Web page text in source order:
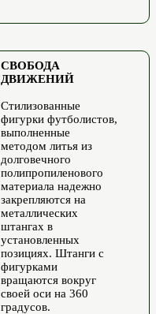
СВОБОДА
ДВИЖЕНИЙ
Стилизованные
фигурки футболистов,
выполненные
методом литья из
долговечного
полипропиленового
материала надежно
закрепляются на
металлических
штангах в
установленных
позициях. Штанги с
фигурками
вращаются вокруг
своей оси на 360
градусов.